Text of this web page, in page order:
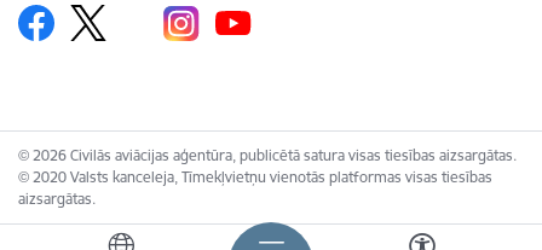
© 2026 Civilās aviācijas aģentūra, publicētā satura visas tiesības aizsargātas.
© 2020 Valsts kanceleja, Tīmekļvietņu vienotās platformas visas tiesības
aizsargātas.